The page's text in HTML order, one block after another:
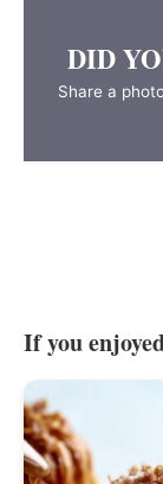
DID
Share a
If you